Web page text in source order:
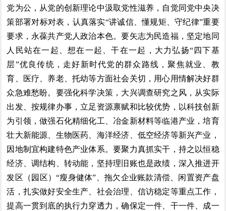
党为公，从党的创新理论中汲取党性滋养，自觉同党中央决
策部署对标对表，认真落实“讲诚信、懂规矩、守纪律”重要
要求，永葆共产党人政治本色。要矢志为民造福，坚定地同
人民站在一起、想在一起、干在一起，大力弘扬“四下基
层”优良传统，走好新时代党的群众路线，聚焦就业、教
育、医疗、养老、托幼等方面社会关切，用心用情解决好群
众急难愁盼。要强化科学决策，大兴调查研究之风，从实际
出发、按规律办事，立足资源禀赋和比较优势，以科技创新
为引领，做强石化精细化工、冶金新材料等临港产业，培育
壮大新能源、生物医药、海洋经济、低空经济等新兴产业，
因地制宜构建特色产业体系。要聚力真抓实干，持之以恒稳
经济、调结构、转动能，坚持理旧账也是政绩，深入推进开
发区（园区）“瘦身健体”、拖欠企业账款清偿、闲置资产盘
活，扎实做好安全生产、社会治理、信访稳定等重点工作，
提高一贯到底的执行力穿透力，确保定一件、干一件、成一